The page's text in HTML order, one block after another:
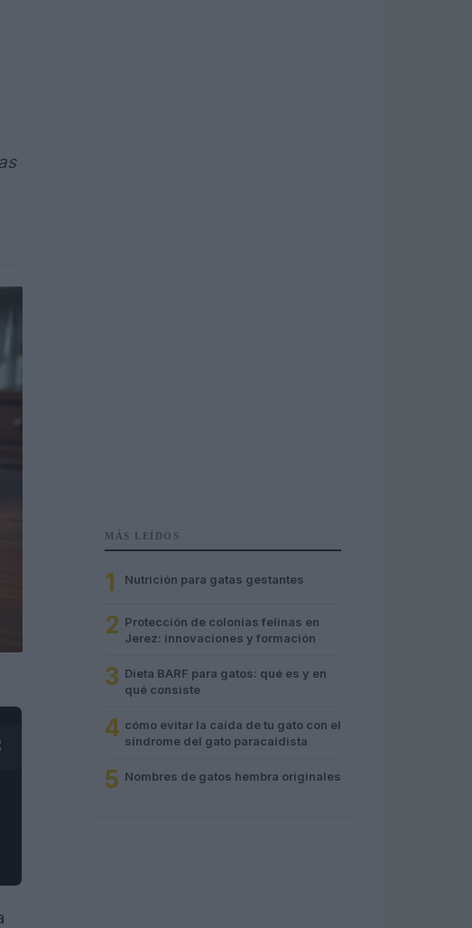
MÁS LEÍDOS
1 Nutrición para gatas gestantes
2 Protección de colonias felinas en
Jerez: innovaciones y formación
3 Dieta BARF para gatos: qué es y en
qué consiste
4 cómo evitar la caída de tu gato con el
síndrome del gato paracaidista
5 Nombres de gatos hembra originales